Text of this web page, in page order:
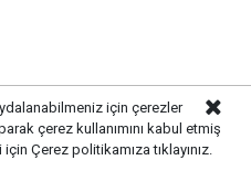
için çerezler
çerez kullanımını kabul etmiş
için Çerez politikamıza tıklayınız.